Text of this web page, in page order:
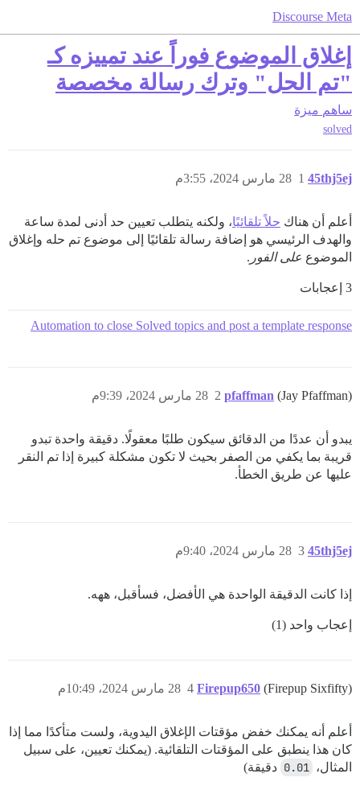
Discourse Meta
إغلاق الموضوع فوراً عند تمييزه كـ
"تم الحل" وترك رسالة مخصصة
ساهم ميزة
solved
45thj5ej 28 مارس 2024، 3:55م 1
أعلم أن هناك حلاً تلقائيًا، ولكنه يتطلب تعيين حد أدنى لمدة ساعة
والهدف الرئيسي هو إضافة رسالة تلقائيًا إلى موضوع تم حله وإغلاق
الموضوع على الفور .
3 إعجابات
Automation to close Solved topics and post a template response
pfaffman (Jay Pfaffman) 28 مارس 2024، 9:39م 2
يبدو أن عددًا من الدقائق سيكون طلبًا معقولًا. دقيقة واحدة تبدو
قريبة بما يكفي من الصفر بحيث لا تكون مشكلة كبيرة إذا تم النقر
عليها عن طريق الخطأ.
45thj5ej 28 مارس 2024، 9:40م 3
إذا كانت الدقيقة الواحدة هي الأفضل، فسأقبل، ههه.
إعجاب واحد (1)
Firepup650 (Firepup Sixfifty) 28 مارس 2024، 10:49م 4
أعلم أنه يمكنك خفض مؤقتات الإغلاق اليدوية، ولست متأكدًا مما إذا
كان هذا ينطبق على المؤقتات التلقائية. (يمكنك تعيين، على سبيل
المثال، 0.01 دقيقة)